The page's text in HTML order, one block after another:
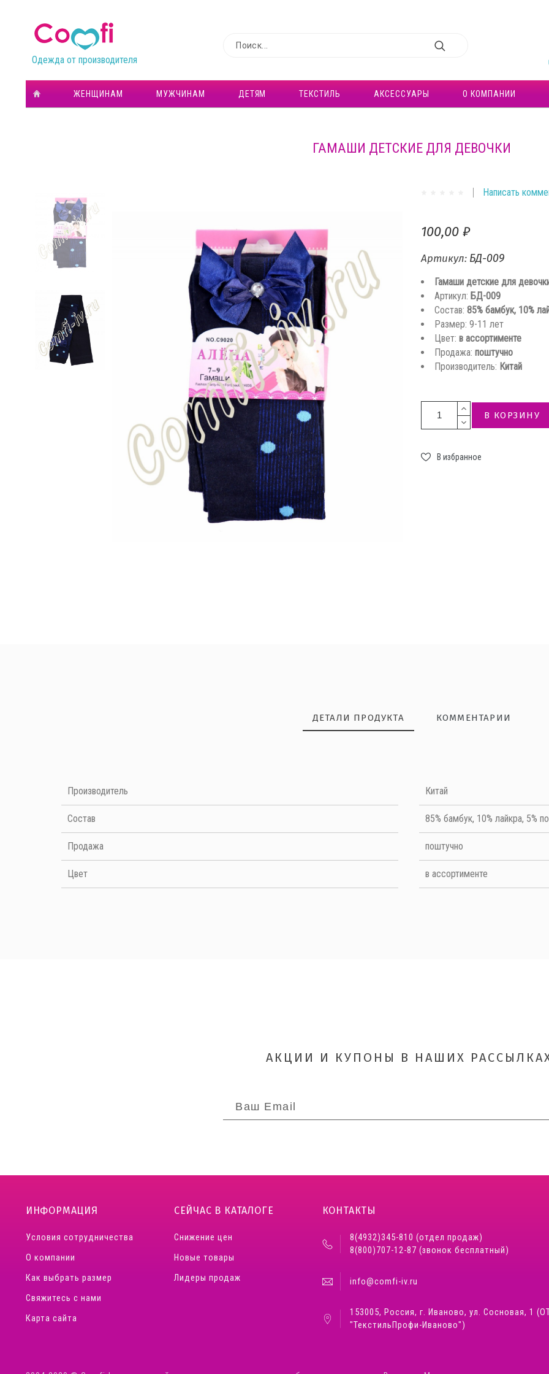
Одежда от производителя
ЖЕНЩИНАМ МУЖЧИНАМ ДЕТЯМ ТЕКСТИЛЬ АКСЕССУАРЫ О КОМПАНИИ
ГАМАШИ ДЕТСКИЕ ДЛЯ ДЕВОЧКИ
Написать
100,00 ₽
Артикул: БД-009
Гамаши детские для
Артикул: БД-009
Состав: 85% бамбук, 10%
Размер: 9-11 лет
Цвет: в ассортименте
Продажа: поштучно
Производитель: Китай
В КОРЗИНУ
В избранное
ДЕТАЛИ ПРОДУКТА КОММЕНТАРИИ
Производитель Китай
Cостав 85% бамбук, 10% лайкра, 5%
Продажа поштучно
Цвет в ассортименте
Quality
АКЦИИ И КУПОНЫ В НАШИХ
ИНФОРМАЦИЯ
Условия сотрудничества
О компании
Как выбрать размер
Свяжитесь с нами
Карта сайта
СЕЙЧАС В КАТАЛОГЕ
Снижение цен
Новые товары
Лидеры продаж
КОНТАКТЫ
8(4932)345-810 (отдел продаж)
8(800)707-12-87 (звонок бесплатный)
info@comfi-iv.ru
153005, Россия, г. Иваново, ул. Сосновая, 1
"ТекстильПрофи-Иваново")